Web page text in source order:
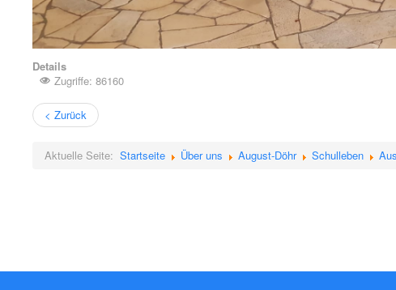
Details
Zugriffe: 86160
< Zurück
Aktuelle Seite: Startseite Über uns August-Döhr Schulleben